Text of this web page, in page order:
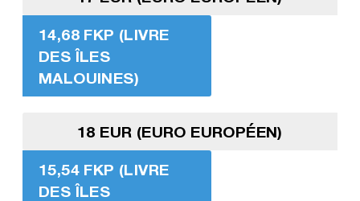
14,68 FKP (LIVRE
DES ÎLES
MALOUINES)
18 EUR (EURO EUROPÉEN)
15,54 FKP (LIVRE
DES ÎLES